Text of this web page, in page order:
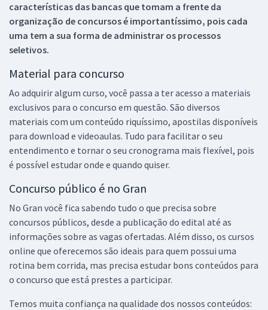
características das bancas que tomam a frente da
organização de concursos é importantíssimo, pois cada
uma tem a sua forma de administrar os processos
seletivos.
Material para concurso
Ao adquirir algum curso, você passa a ter acesso a materiais
exclusivos para o concurso em questão. São diversos
materiais com um conteúdo riquíssimo, apostilas disponíveis
para download e videoaulas. Tudo para facilitar o seu
entendimento e tornar o seu cronograma mais flexível, pois
é possível estudar onde e quando quiser.
Concurso público é no Gran
No Gran você fica sabendo tudo o que precisa sobre
concursos públicos, desde a publicação do edital até as
informações sobre as vagas ofertadas. Além disso, os cursos
online que oferecemos são ideais para quem possui uma
rotina bem corrida, mas precisa estudar bons conteúdos para
o concurso que está prestes a participar.
Temos muita confiança na qualidade dos nossos conteúdos: